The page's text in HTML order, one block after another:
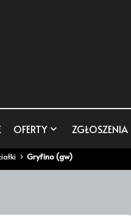
OFERTY ZGŁOSZENIA
Gryfino (gw)